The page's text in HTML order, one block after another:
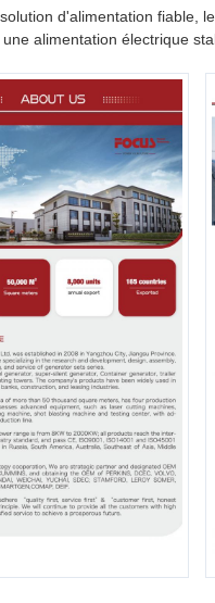
d'alimentation fiable,
alimentation électrique